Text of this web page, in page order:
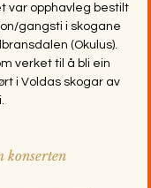
var opphavleg bestilt
gangsti i skogane
(Okulus).
verket til å bli ein
i Voldas skogar av
konserten